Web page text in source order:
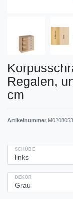
Regalen,
cm
Artikelnummer
SCHÜBE
DEKOR